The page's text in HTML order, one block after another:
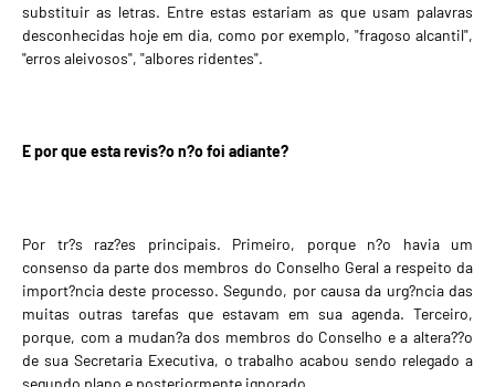
substituir as letras. Entre estas estariam as que usam palavras
desconhecidas hoje em dia, como por exemplo, "fragoso alcantil",
"erros aleivosos", "albores ridentes".
E por que esta revis?o n?o foi adiante?
Por tr?s raz?es principais. Primeiro, porque n?o havia um
consenso da parte dos membros do Conselho Geral a respeito da
import?ncia deste processo. Segundo, por causa da urg?ncia das
muitas outras tarefas que estavam em sua agenda. Terceiro,
porque, com a mudan?a dos membros do Conselho e a altera??o
de sua Secretaria Executiva, o trabalho acabou sendo relegado a